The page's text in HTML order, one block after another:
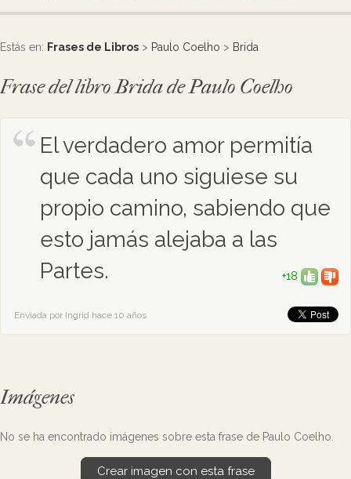
Estás en: Frases de Libros > Paulo Coelho > Brida
Frase del libro Brida de Paulo Coelho
El verdadero amor permitía
que cada uno siguiese su
propio camino, sabiendo que
esto jamás alejaba a las
Partes.
+18
Enviada por Ingrid hace 10 años
Imágenes
No se ha encontrado imágenes sobre esta frase de Paulo Coelho.
Crear imagen con esta frase